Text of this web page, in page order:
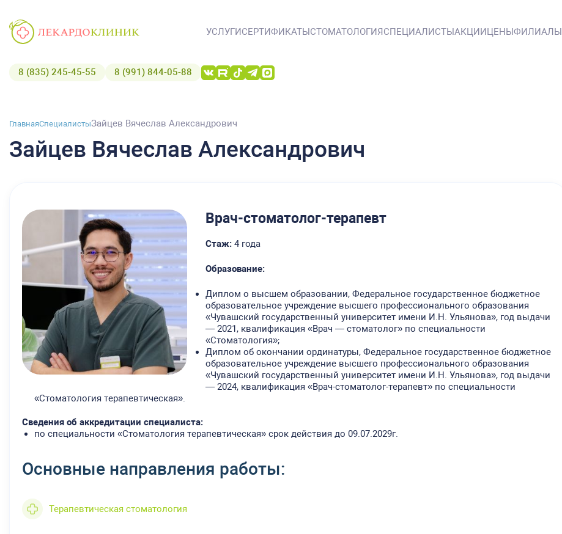
УСЛУГИСЕРТИФИКАТЫСТОМАТОЛОГИЯСПЕЦИАЛИСТЫАКЦИИЦЕНЫФИЛИАЛЫ
8 (835) 245-45-55 8 (991) 844-05-88
ГлавнаяСпециалистыЗайцев Вячеслав Александрович
Зайцев Вячеслав Александрович
Врач-стоматолог-терапевт
Стаж: 4 года
Образование:
Диплом о высшем образовании, Федеральное государственное бюджетное
образовательное учреждение высшего профессионального образования
«Чувашский государственный университет имени И.Н. Ульянова», год выдачи
— 2021, квалификация «Врач — стоматолог» по специальности
«Стоматология»;
Диплом об окончании ординатуры, Федеральное государственное бюджетное
образовательное учреждение высшего профессионального образования
«Чувашский государственный университет имени И.Н. Ульянова», год выдачи
— 2024, квалификация «Врач-стоматолог-терапевт» по специальности
«Стоматология терапевтическая».
Сведения об аккредитации специалиста:
по специальности «Стоматология терапевтическая» срок действия до 09.07.2029г.
Основные направления работы:
Терапевтическая стоматология